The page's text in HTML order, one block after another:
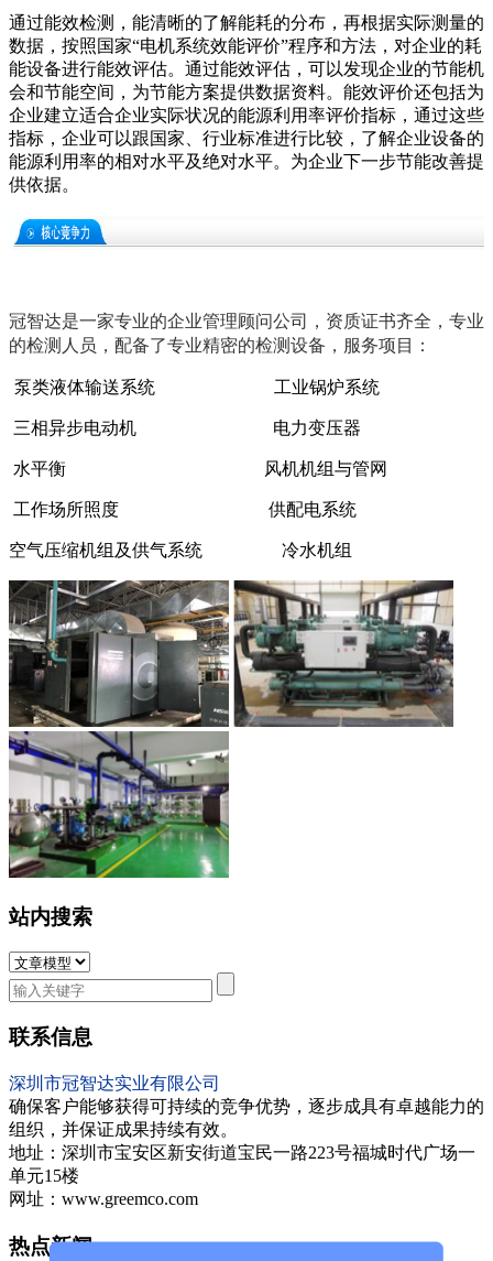
通过能效检测，能清晰的了解能耗的分布，再根据实际测量的
数据，按照国家“电机系统效能评价”程序和方法，对企业的耗
能设备进行能效评估。通过能效评估，可以发现企业的节能机
会和节能空间，为节能方案提供数据资料。能效评价还包括为
企业建立适合企业实际状况的能源利用率评价指标，通过这些
指标，企业可以跟国家、行业标准进行比较，了解企业设备的
能源利用率的相对水平及绝对水平。为企业下一步节能改善提
供依据。
冠智达是一家专业的企业管理顾问公司，资质证书齐全，专业
的检测人员，配备了专业精密的检测设备，服务项目：
泵类液体输送系统 工业锅炉系统
三相异步电动机 电力变压器
水平衡 风机机组与管网
工作场所照度 供配电系统
空气压缩机组及供气系统 冷水机组
站内搜索
联系信息
深圳市冠智达实业有限公司
确保客户能够获得可持续的竞争优势，逐步成具有卓越能力的
组织，并保证成果持续有效。
地址：深圳市宝安区新安街道宝民一路223号福城时代广场一
单元15楼
网址：www.greemco.com
热点新闻